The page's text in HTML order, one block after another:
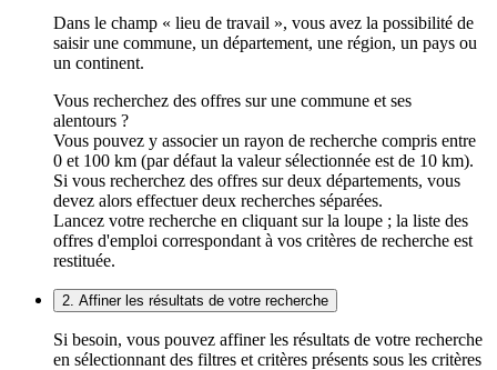
Dans le champ « lieu de travail », vous avez la possibilité de
saisir une commune, un département, une région, un pays ou
un continent.
Vous recherchez des offres sur une commune et ses
alentours ?
Vous pouvez y associer un rayon de recherche compris entre
0 et 100 km (par défaut la valeur sélectionnée est de 10 km).
Si vous recherchez des offres sur deux départements, vous
devez alors effectuer deux recherches séparées.
Lancez votre recherche en cliquant sur la loupe ; la liste des
offres d'emploi correspondant à vos critères de recherche est
restituée.
2. Affiner les résultats de votre recherche
Si besoin, vous pouvez affiner les résultats de votre recherche
en sélectionnant des filtres et critères présents sous les critères